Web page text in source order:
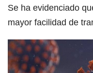
Se ha evidenciado
mayor facilidad de